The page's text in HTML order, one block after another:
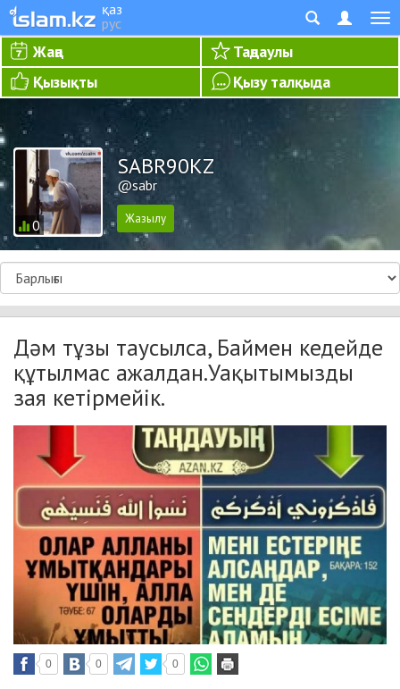
қаз
рус
Жаңа
Таңдаулы
Қызықты
Қызу талқыда
0
SABR90KZ
@sabr
Дәм тұзы таусылса, Баймен кедейде
құтылмас ажалдан.Уақытымызды
зая кетірмейік.
0 0 0